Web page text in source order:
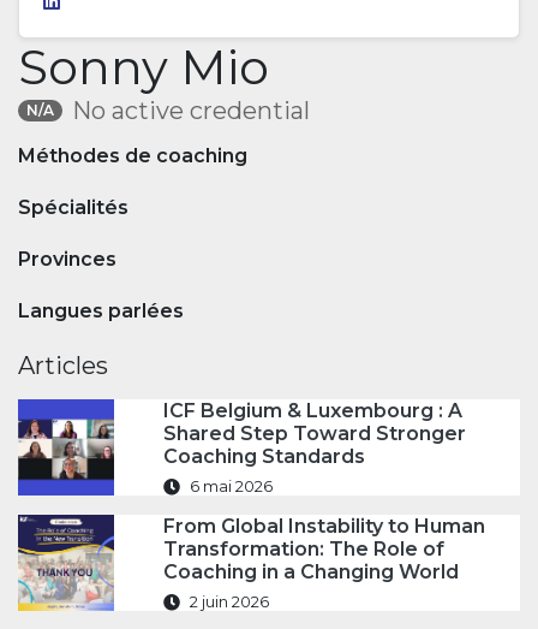
Sonny Mio
N/A No active credential
Méthodes de coaching
Spécialités
Provinces
Langues parlées
Articles
ICF Belgium & Luxembourg : A
Shared Step Toward Stronger
Coaching Standards
6 mai 2026
From Global Instability to Human
Transformation: The Role of
Coaching in a Changing World
2 juin 2026